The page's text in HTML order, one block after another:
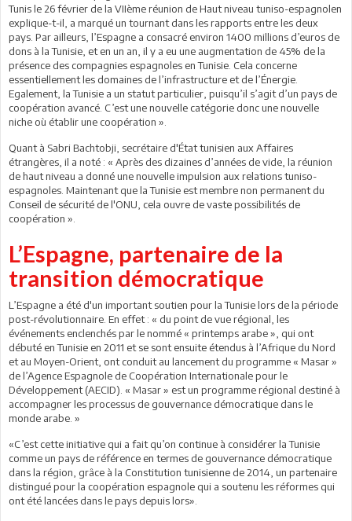
Tunis le 26 février de la VIIème réunion de Haut niveau tuniso-espagnolen
explique-t-il, a marqué un tournant dans les rapports entre les deux
pays. Par ailleurs, l’Espagne a consacré environ 1400 millions d’euros de
dons à la Tunisie, et en un an, il y a eu une augmentation de 45% de la
présence des compagnies espagnoles en Tunisie. Cela concerne
essentiellement les domaines de l’infrastructure et de l’Énergie.
Egalement, la Tunisie a un statut particulier, puisqu’il s’agit d’un pays de
coopération avancé. C’est une nouvelle catégorie donc une nouvelle
niche où établir une coopération ».
Quant à Sabri Bachtobji, secrétaire d'État tunisien aux Affaires
étrangères, il a noté : « Après des dizaines d’années de vide, la réunion
de haut niveau a donné une nouvelle impulsion aux relations tuniso-
espagnoles. Maintenant que la Tunisie est membre non permanent du
Conseil de sécurité de l'ONU, cela ouvre de vaste possibilités de
coopération ».
L’Espagne, partenaire de la
transition démocratique
L’Espagne a été d'un important soutien pour la Tunisie lors de la période
post-révolutionnaire. En effet : « du point de vue régional, les
événements enclenchés par le nommé « printemps arabe », qui ont
débuté en Tunisie en 2011 et se sont ensuite étendus à l’Afrique du Nord
et au Moyen-Orient, ont conduit au lancement du programme « Masar »
de l’Agence Espagnole de Coopération Internationale pour le
Développement (AECID). « Masar » est un programme régional destiné à
accompagner les processus de gouvernance démocratique dans le
monde arabe. »
«C’est cette initiative qui a fait qu’on continue à considérer la Tunisie
comme un pays de référence en termes de gouvernance démocratique
dans la région, grâce à la Constitution tunisienne de 2014, un partenaire
distingué pour la coopération espagnole qui a soutenu les réformes qui
ont été lancées dans le pays depuis lors».